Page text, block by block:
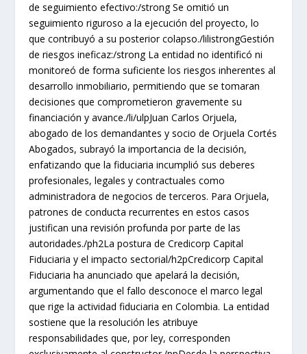
de seguimiento efectivo:/strong Se omitió un
seguimiento riguroso a la ejecución del proyecto, lo
que contribuyó a su posterior colapso./lilistrongGestión
de riesgos ineficaz:/strong La entidad no identificó ni
monitoreó de forma suficiente los riesgos inherentes al
desarrollo inmobiliario, permitiendo que se tomaran
decisiones que comprometieron gravemente su
financiación y avance./li/ulpJuan Carlos Orjuela,
abogado de los demandantes y socio de Orjuela Cortés
Abogados, subrayó la importancia de la decisión,
enfatizando que la fiduciaria incumplió sus deberes
profesionales, legales y contractuales como
administradora de negocios de terceros. Para Orjuela,
patrones de conducta recurrentes en estos casos
justifican una revisión profunda por parte de las
autoridades./ph2La postura de Credicorp Capital
Fiduciaria y el impacto sectorial/h2pCredicorp Capital
Fiduciaria ha anunciado que apelará la decisión,
argumentando que el fallo desconoce el marco legal
que rige la actividad fiduciaria en Colombia. La entidad
sostiene que la resolución les atribuye
responsabilidades que, por ley, corresponden